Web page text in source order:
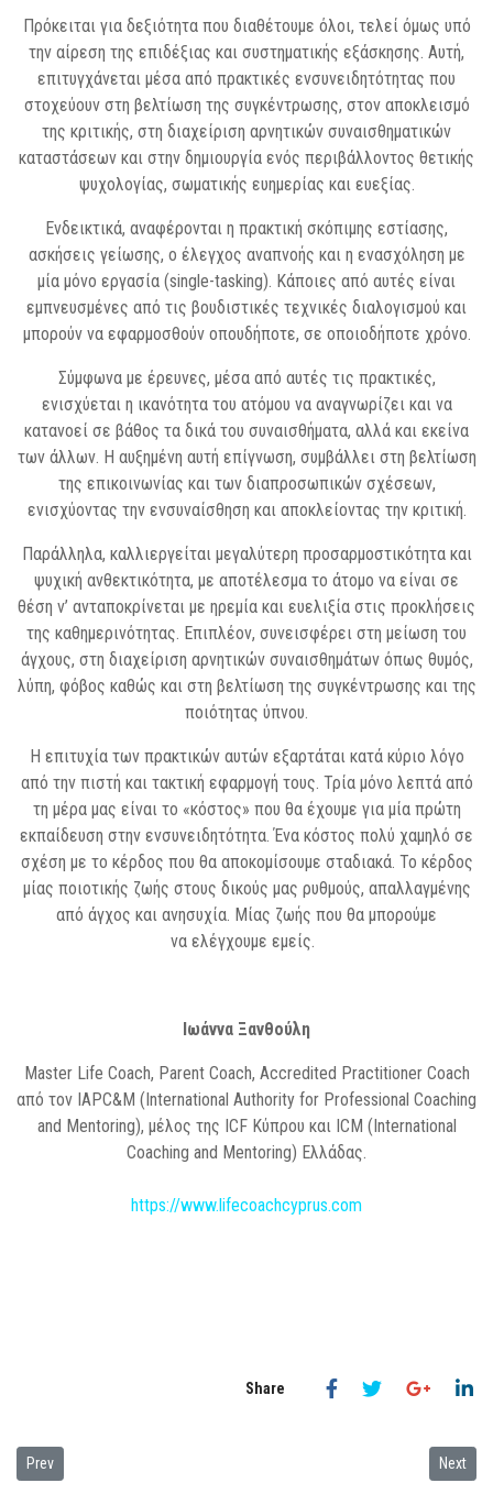
Πρόκειται για δεξιότητα που διαθέτουμε όλοι, τελεί όμως υπό
την αίρεση της επιδέξιας και συστηματικής εξάσκησης. Αυτή,
επιτυγχάνεται μέσα από πρακτικές ενσυνειδητότητας που
στοχεύουν στη βελτίωση της συγκέντρωσης, στον αποκλεισμό
της κριτικής, στη διαχείριση αρνητικών συναισθηματικών
καταστάσεων και στην δημιουργία ενός περιβάλλοντος θετικής
ψυχολογίας, σωματικής ευημερίας και ευεξίας.
Ενδεικτικά, αναφέρονται η πρακτική σκόπιμης εστίασης,
ασκήσεις γείωσης, ο έλεγχος αναπνοής και η ενασχόληση με
μία μόνο εργασία (single-tasking). Κάποιες από αυτές είναι
εμπνευσμένες από τις βουδιστικές τεχνικές διαλογισμού και
μπορούν να εφαρμοσθούν οπουδήποτε, σε οποιοδήποτε χρόνο.
Σύμφωνα με έρευνες, μέσα από αυτές τις πρακτικές,
ενισχύεται η ικανότητα του ατόμου να αναγνωρίζει και να
κατανοεί σε βάθος τα δικά του συναισθήματα, αλλά και εκείνα
των άλλων. Η αυξημένη αυτή επίγνωση, συμβάλλει στη βελτίωση
της επικοινωνίας και των διαπροσωπικών σχέσεων,
ενισχύοντας την ενσυναίσθηση και αποκλείοντας την κριτική.
Παράλληλα, καλλιεργείται μεγαλύτερη προσαρμοστικότητα και
ψυχική ανθεκτικότητα, με αποτέλεσμα το άτομο να είναι σε
θέση ν’ ανταποκρίνεται με ηρεμία και ευελιξία στις προκλήσεις
της καθημερινότητας. Επιπλέον, συνεισφέρει στη μείωση του
άγχους, στη διαχείριση αρνητικών συναισθημάτων όπως θυμός,
λύπη, φόβος καθώς και στη βελτίωση της συγκέντρωσης και της
ποιότητας ύπνου.
Η επιτυχία των πρακτικών αυτών εξαρτάται κατά κύριο λόγο
από την πιστή και τακτική εφαρμογή τους. Τρία μόνο λεπτά από
τη μέρα μας είναι το «κόστος» που θα έχουμε για μία πρώτη
εκπαίδευση στην ενσυνειδητότητα. Ένα κόστος πολύ χαμηλό σε
σχέση με το κέρδος που θα αποκομίσουμε σταδιακά. Το κέρδος
μίας ποιοτικής ζωής στους δικούς μας ρυθμούς, απαλλαγμένης
από άγχος και ανησυχία. Μίας ζωής που θα μπορούμε
να ελέγχουμε εμείς.
Ιωάννα Ξανθούλη
Master Life Coach, Parent Coach, Accredited Practitioner Coach
από τον IAPC&M (International Authority for Professional Coaching
and Mentoring), μέλος της ICF Κύπρου και ICM (International
Coaching and Mentoring) Ελλάδας.
https://www.lifecoachcyprus.com
Previous article: ΓΟΝΕΪΚΗ ΕΞΑΝΤΛΗΣΗ
Prev Next
Next